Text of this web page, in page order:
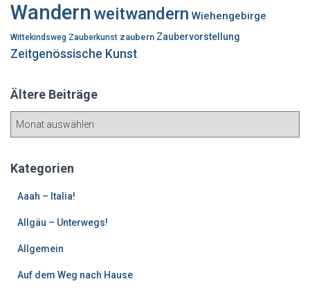
Wandern weitwandern Wiehengebirge
Wittekindsweg Zauberkunst zaubern Zaubervorstellung
Zeitgenössische Kunst
Ältere Beiträge
e
Kategorien
Aaah – Italia!
Allgäu – Unterwegs!
Allgemein
Auf dem Weg nach Hause